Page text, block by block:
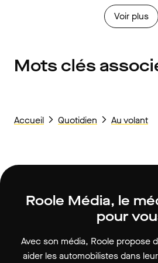
Voir plus
Mots clés
Accueil Quotidien Au volant
Roole Média, le
pour
Avec son média, Roole propose
aider les automobilistes dans